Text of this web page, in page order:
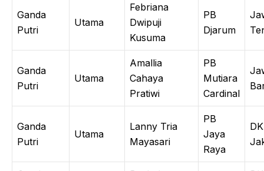
Ganda
Putri
Utama
Febriana
Dwipuji
Kusuma
PB
Djarum
Ganda
Putri
Utama
Amallia
Cahaya
Pratiwi
PB
Mutiara
Cardinal
Ganda
Putri
Utama
Lanny Tria
Mayasari
PB
Jaya
Raya